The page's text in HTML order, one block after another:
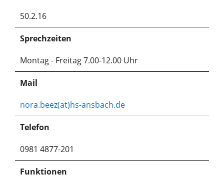
50.2.16
Sprechzeiten
Montag - Freitag 7.00-12.00 Uhr
Mail
nora.beez(at)hs-ansbach.de
Telefon
0981 4877-201
Funktionen